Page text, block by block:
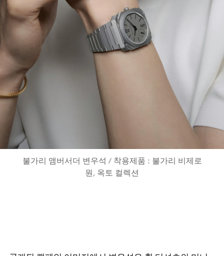
불가리 앰버서더 변우석 / 착용제품 : 불가리 비제로
원, 옥토 컬렉션